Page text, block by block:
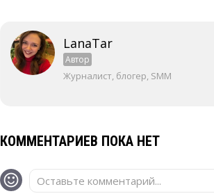
LanaTar
Автор
Журналист, блогер, SMM
КОММЕНТАРИЕВ ПОКА НЕТ
Оставьте комментарий...